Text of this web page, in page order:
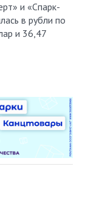
и «Спарк-
в рубли по
и 36,47